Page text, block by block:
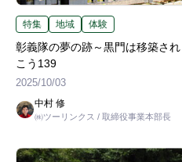
特集 地域 体験
彰義隊の夢の跡～黒門は移築さ
こう139
2025/10/03
中村 修
㈱ツーリンクス / 取締役事業本部長